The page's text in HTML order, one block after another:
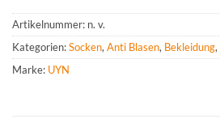
Artikelnummer: n. v.
Kategorien:Socken, Anti Blasen, Bekleidung,
Marke: UYN